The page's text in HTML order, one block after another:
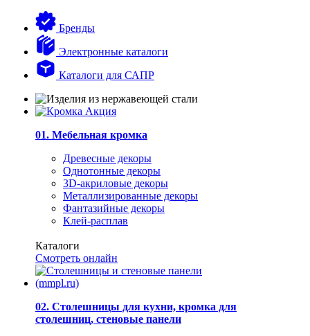
Бренды
Электронные каталоги
Каталоги для САПР
01. Мебельная кромка
Древесные декоры
Однотонные декоры
3D-акриловые декоры
Металлизированные декоры
Фантазийные декоры
Клей-расплав
Каталоги
Смотреть онлайн
02. Столешницы для кухни, кромка для
столешниц, стеновые панели